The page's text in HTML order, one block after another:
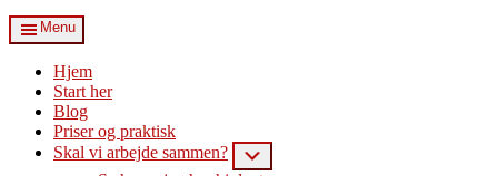
Menu
Hjem
Start her
Blog
Priser og praktisk
Skal vi arbejde sammen?